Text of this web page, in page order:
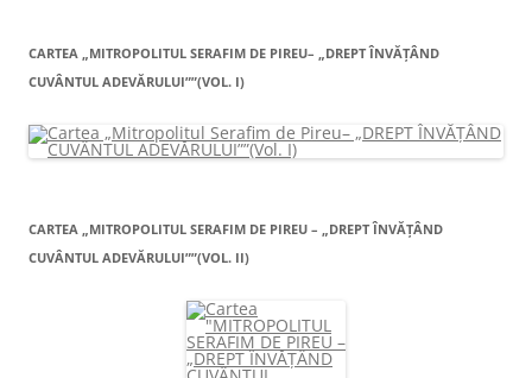
CARTEA „MITROPOLITUL SERAFIM DE PIREU– „DREPT ÎNVĂŢÂND
CUVÂNTUL ADEVĂRULUI””(VOL. I)
CARTEA „MITROPOLITUL SERAFIM DE PIREU – „DREPT ÎNVĂŢÂND
CUVÂNTUL ADEVĂRULUI””(VOL. II)